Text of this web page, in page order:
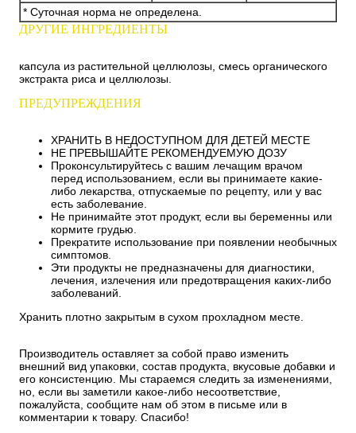
* Суточная норма не определена.
ДРУГИЕ ИНГРЕДИЕНТЫ
капсула из растительной целлюлозы, смесь органического
экстракта риса и целлюлозы.
ПРЕДУПРЕЖДЕНИЯ
ХРАНИТЬ В НЕДОСТУПНОМ ДЛЯ ДЕТЕЙ МЕСТЕ
НЕ ПРЕВЫШАЙТЕ РЕКОМЕНДУЕМУЮ ДОЗУ
Проконсультируйтесь с вашим лечащим врачом
перед использованием, если вы принимаете какие-
либо лекарства, отпускаемые по рецепту, или у вас
есть заболевание.
Не принимайте этот продукт, если вы беременны или
кормите грудью.
Прекратите использование при появлении необычных
симптомов.
Эти продукты не предназначены для диагностики,
лечения, излечения или предотвращения каких-либо
заболеваний.
Хранить плотно закрытым в сухом прохладном месте.
Производитель оставляет за собой право изменить
внешний вид упаковки, состав продукта, вкусовые добавки и
его консистенцию. Мы стараемся следить за изменениями,
но, если вы заметили какое-либо несоответствие,
пожалуйста, сообщите нам об этом в письме или в
комментарии к товару. Спасибо!